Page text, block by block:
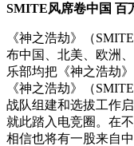
SMITE风席卷中国 百
《神之浩劫》（
布中国、北美、欧洲
乐部均把《神之浩劫
《神之浩劫》（
战队组建和选拔工作
就此踏入电竞圈。在
相信也将有一股来自